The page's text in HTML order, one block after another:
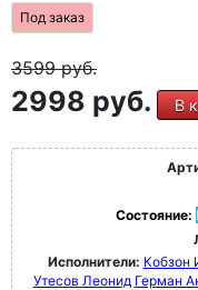
Под заказ
3599руб.
2998 руб. В
Состояние:
Исполнители: Кобзон
Утесов Леонид Герман